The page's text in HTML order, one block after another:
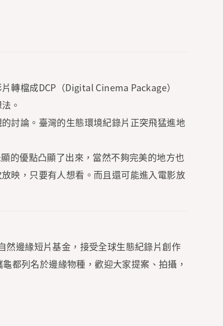
轉檔成DCP（Digital Cinema Package）
。
討論。臺灣的生態環境紀錄片正突飛猛進地
的優點凸顯了出來，當然不夠完美的地方也
映，只要有人想看。而且還可能進入電影放
邊緣短片基金，接受全球生態紀錄片創作
都列名於邊緣物種，歡迎大家提案、拍攝，